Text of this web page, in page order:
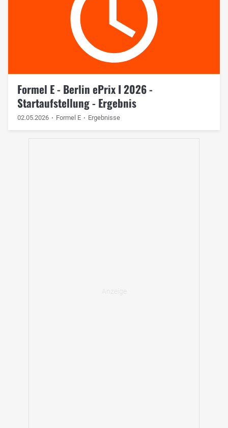
Formel E - Berlin ePrix I 2026 -
Startaufstellung - Ergebnis
02.05.2026 Formel E Ergebnisse